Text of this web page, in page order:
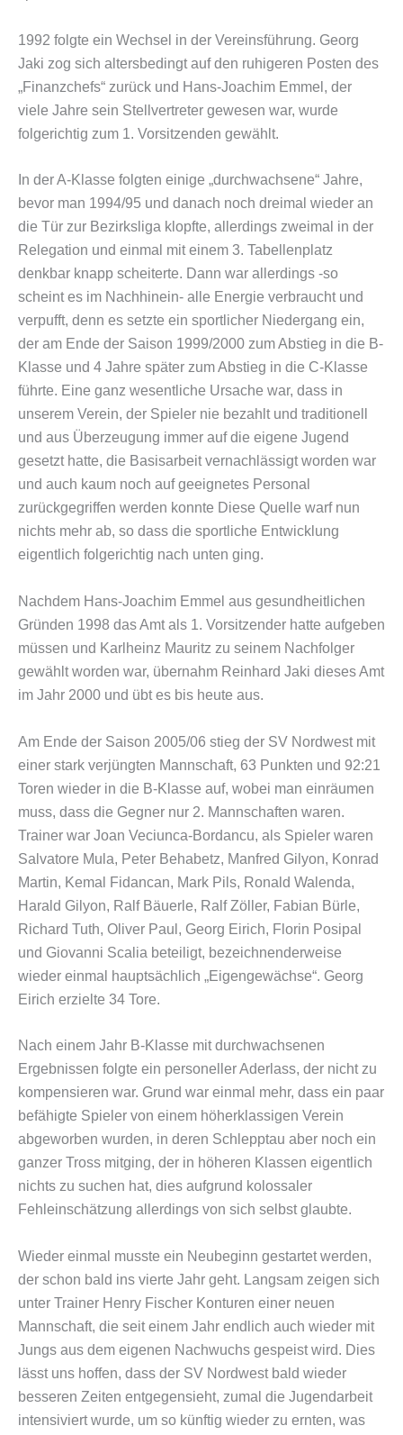
1992 folgte ein Wechsel in der Vereinsführung. Georg
Jaki zog sich altersbedingt auf den ruhigeren Posten des
„Finanzchefs“ zurück und Hans-Joachim Emmel, der
viele Jahre sein Stellvertreter gewesen war, wurde
folgerichtig zum 1. Vorsitzenden gewählt.
In der A-Klasse folgten einige „durchwachsene“ Jahre,
bevor man 1994/95 und danach noch dreimal wieder an
die Tür zur Bezirksliga klopfte, allerdings zweimal in der
Relegation und einmal mit einem 3. Tabellenplatz
denkbar knapp scheiterte. Dann war allerdings -so
scheint es im Nachhinein- alle Energie verbraucht und
verpufft, denn es setzte ein sportlicher Niedergang ein,
der am Ende der Saison 1999/2000 zum Abstieg in die B-
Klasse und 4 Jahre später zum Abstieg in die C-Klasse
führte. Eine ganz wesentliche Ursache war, dass in
unserem Verein, der Spieler nie bezahlt und traditionell
und aus Überzeugung immer auf die eigene Jugend
gesetzt hatte, die Basisarbeit vernachlässigt worden war
und auch kaum noch auf geeignetes Personal
zurückgegriffen werden konnte Diese Quelle warf nun
nichts mehr ab, so dass die sportliche Entwicklung
eigentlich folgerichtig nach unten ging.
Nachdem Hans-Joachim Emmel aus gesundheitlichen
Gründen 1998 das Amt als 1. Vorsitzender hatte aufgeben
müssen und Karlheinz Mauritz zu seinem Nachfolger
gewählt worden war, übernahm Reinhard Jaki dieses Amt
im Jahr 2000 und übt es bis heute aus.
Am Ende der Saison 2005/06 stieg der SV Nordwest mit
einer stark verjüngten Mannschaft, 63 Punkten und 92:21
Toren wieder in die B-Klasse auf, wobei man einräumen
muss, dass die Gegner nur 2. Mannschaften waren.
Trainer war Joan Veciunca-Bordancu, als Spieler waren
Salvatore Mula, Peter Behabetz, Manfred Gilyon, Konrad
Martin, Kemal Fidancan, Mark Pils, Ronald Walenda,
Harald Gilyon, Ralf Bäuerle, Ralf Zöller, Fabian Bürle,
Richard Tuth, Oliver Paul, Georg Eirich, Florin Posipal
und Giovanni Scalia beteiligt, bezeichnenderweise
wieder einmal hauptsächlich „Eigengewächse“. Georg
Eirich erzielte 34 Tore.
Nach einem Jahr B-Klasse mit durchwachsenen
Ergebnissen folgte ein personeller Aderlass, der nicht zu
kompensieren war. Grund war einmal mehr, dass ein paar
befähigte Spieler von einem höherklassigen Verein
abgeworben wurden, in deren Schlepptau aber noch ein
ganzer Tross mitging, der in höheren Klassen eigentlich
nichts zu suchen hat, dies aufgrund kolossaler
Fehleinschätzung allerdings von sich selbst glaubte.
Wieder einmal musste ein Neubeginn gestartet werden,
der schon bald ins vierte Jahr geht. Langsam zeigen sich
unter Trainer Henry Fischer Konturen einer neuen
Mannschaft, die seit einem Jahr endlich auch wieder mit
Jungs aus dem eigenen Nachwuchs gespeist wird. Dies
lässt uns hoffen, dass der SV Nordwest bald wieder
besseren Zeiten entgegensieht, zumal die Jugendarbeit
intensiviert wurde, um so künftig wieder zu ernten, was